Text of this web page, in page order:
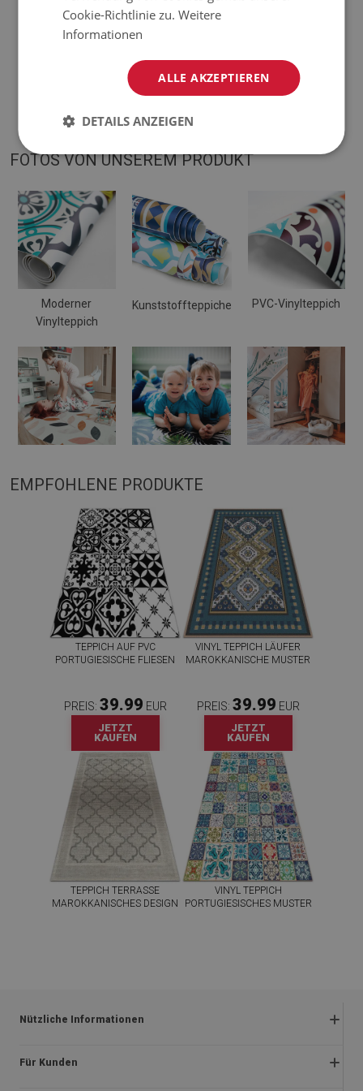
Visualisierung abweichen.
Die Matte ist für die Verwendung auf einer harten Oberfläche
ausgelegt. Wenn es auf einer weichen Oberfläche platziert
FOTOS VON UNSEREM PRODUKT
Moderner
Vinylteppich
Kunststoffteppiche PVC-Vinylteppich
EMPFOHLENE PRODUKTE
TEPPICH AUF PVC
PORTUGIESISCHE FLIESEN
PREIS: 39.99 EUR
JETZT
KAUFEN
VINYL TEPPICH LÄUFER
MAROKKANISCHE MUSTER
PREIS: 39.99 EUR
JETZT
KAUFEN
TEPPICH TERRASSE
MAROKKANISCHES DESIGN
VINYL TEPPICH
PORTUGIESISCHES MUSTER
Nützliche Informationen
Rückgabe und beanstandungen
Für Kunden
Cookie-Richtlinie zu.Weitere
Informationen
ALLE AKZEPTIEREN
DETAILS ANZEIGEN